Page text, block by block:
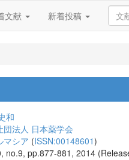
文献 新着投稿
和
団法人 日本薬学会
マシア (ISSN:00148601)
no.9, pp.877-881, 2014